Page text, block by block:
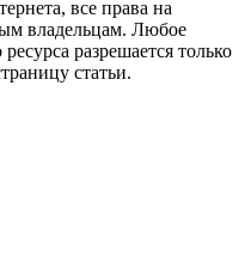
все права на
владельцам. Любое
разрешается только
статьи.